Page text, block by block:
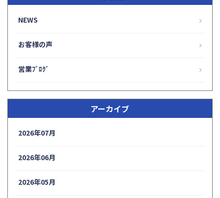
NEWS
お客様の声
営業ﾌﾞﾛｸﾞ
アーカイブ
2026年07月
2026年06月
2026年05月